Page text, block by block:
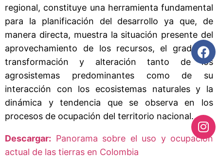
regional, constituye una herramienta fundamental
para la planificación del desarrollo ya que, de
manera directa, muestra la situación presente del
aprovechamiento de los recursos, el grado de
transformación y alteración tanto de los
agrosistemas predominantes como de su
interacción con los ecosistemas naturales y la
dinámica y tendencia que se observa en los
procesos de ocupación del territorio nacional.
Descargar: Panorama sobre el uso y ocupación
actual de las tierras en Colombia